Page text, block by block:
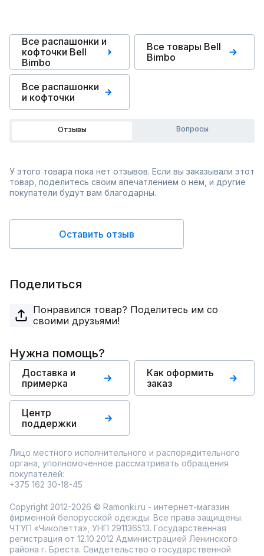
Все распашонки и
кофточки Bell
Bimbo
Все товары Bell
Bimbo
Все распашонки
и кофточки
Отзывы Вопросы
У этого товара пока нет отзывов. Если вы заказывали этот
товар, поделитесь своим впечатлением о нём, и другие
покупатели будут вам благодарны.
Оставить отзыв
Поделиться
Понравился товар? Поделитесь им со
своими друзьями!
Нужна помощь?
Доставка и
примерка
Как оформить
заказ
Центр
поддержки
Лицо местного исполнительного и распорядительного
органа, уполномоченное рассматривать обращения
покупателей:
+375 162 30-18-45
Copyright 2012-2026 © Ramonki.ru - интернет-магазин
фирменной белорусской одежды. Все права защищены.
ЧТУП «Чиколетта», УНП 291136513. Государственная
регистрация от 12.10.2012 Администрацией Ленинского
района г. Бреста. Свидетельство о государственной